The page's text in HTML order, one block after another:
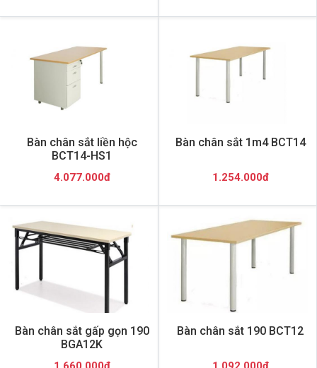
Bàn chân sắt liền hộc
BCT14-HS1
4.077.000đ
Bàn chân sắt 1m4 BCT14
1.254.000đ
Bàn chân sắt gấp gọn 190
BGA12K
Bàn chân sắt 190 BCT12